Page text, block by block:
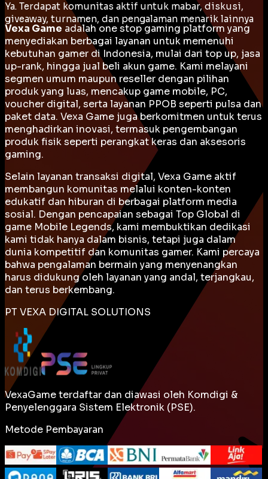
Ya. Terdapat komunitas aktif untuk mabar, diskusi,
giveaway, turnamen, dan pengalaman menarik lainnya
Vexa Game adalah one stop gaming platform yang
menyediakan berbagai layanan untuk memenuhi
kebutuhan gamer di Indonesia, mulai dari top up, jasa
up-rank, hingga jual beli akun game. Kami melayani
segmen umum maupun reseller dengan pilihan
produk yang luas, mencakup game mobile, PC,
voucher digital, serta layanan PPOB seperti pulsa dan
paket data. Vexa Game juga berkomitmen untuk terus
menghadirkan inovasi, termasuk pengembangan
produk fisik seperti perangkat keras dan aksesoris
gaming.
Selain layanan transaksi digital, Vexa Game aktif
membangun komunitas melalui konten-konten
edukatif dan hiburan di berbagai platform media
sosial. Dengan pencapaian sebagai Top Global di
game Mobile Legends, kami membuktikan dedikasi
kami tidak hanya dalam bisnis, tetapi juga dalam
dunia kompetitif dan komunitas gamer. Kami percaya
bahwa pengalaman bermain yang menyenangkan
harus didukung oleh layanan yang andal, terjangkau,
dan terus berkembang.
PT VEXA DIGITAL SOLUTIONS
VexaGame terdaftar dan diawasi oleh Komdigi &
Penyelenggara Sistem Elektronik (PSE).
Metode Pembayaran